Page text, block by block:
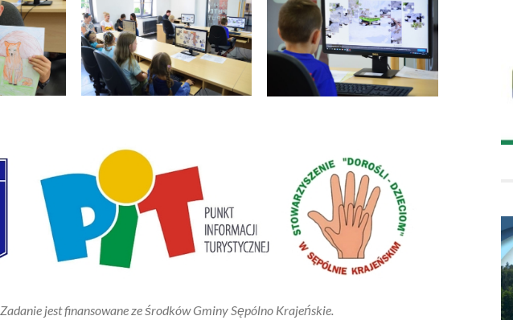
Zadanie jest finansowane ze środków Gminy Sępólno Krajeńskie.